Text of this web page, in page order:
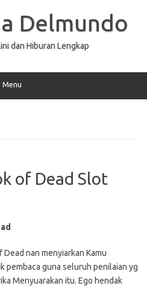
Delmundo
dan Hiburan Lengkap
Menu
of Dead Slot
nan menyiarkan Kamu
pembaca guna seluruh penilaian yg
Menyuarakan itu. Ego hendak